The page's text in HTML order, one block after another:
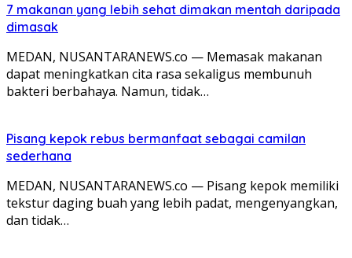
7 makanan yang lebih sehat dimakan mentah daripada
dimasak
MEDAN, NUSANTARANEWS.co — Memasak makanan
dapat meningkatkan cita rasa sekaligus membunuh
bakteri berbahaya. Namun, tidak…
Pisang kepok rebus bermanfaat sebagai camilan
sederhana
MEDAN, NUSANTARANEWS.co — Pisang kepok memiliki
tekstur daging buah yang lebih padat, mengenyangkan,
dan tidak…